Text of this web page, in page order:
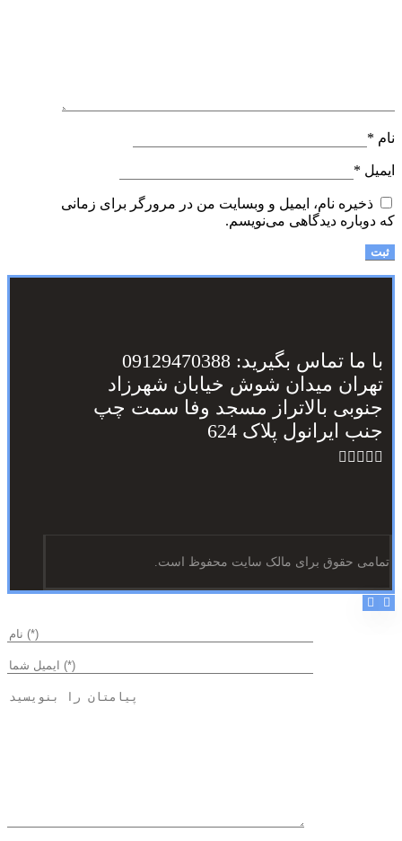
نام *
ایمیل *
ذخیره نام، ایمیل و وبسایت من در مرورگر برای زمانی
که دوباره دیدگاهی می‌نویسم.
با ما تماس بگیرید: 09129470388
تهران میدان شوش خیابان شهرزاد
جنوبی بالاتراز مسجد وفا سمت چپ
جنب ایرانول پلاک 624
تمامی حقوق برای مالک سایت محفوظ است.